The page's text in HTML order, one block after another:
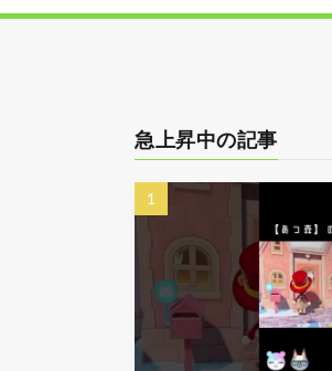
急上昇中の記事